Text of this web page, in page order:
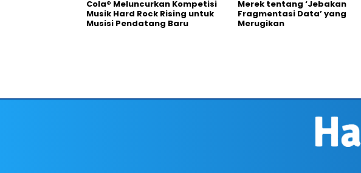
Cola® Meluncurkan Kompetisi
Musik Hard Rock Rising untuk
Musisi Pendatang Baru
Merek tentang ‘Jebakan
Fragmentasi Data’ yang
Merugikan